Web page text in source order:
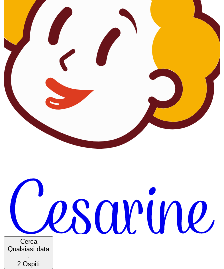
Cerca
Qualsiasi data
·
2 Ospiti